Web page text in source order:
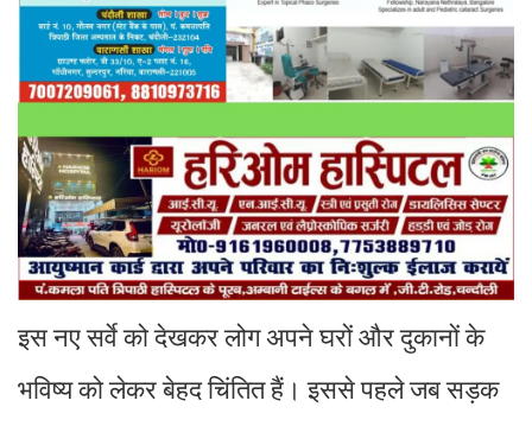
इस नए सर्वे को देखकर लोग अपने घरों और दुकानों के
भविष्य को लेकर बेहद चिंतित हैं। इससे पहले जब सड़क